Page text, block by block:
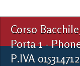
Corso
Porta 1 -
P.IVA